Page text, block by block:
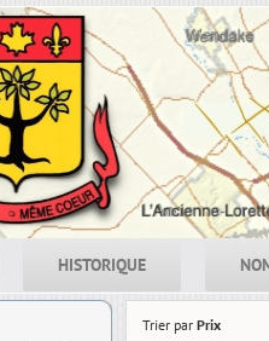
HISTORIQUE
Trier par Prix